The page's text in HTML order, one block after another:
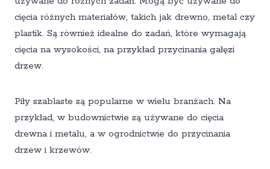
cięcia różnych materiałów, takich jak drewno, metal czy
plastik. Są również idealne do zadań, które wymagają
cięcia na wysokości, na przykład przycinania gałęzi
drzew.
Piły szablaste są popularne w wielu branżach. Na
przykład, w budownictwie są używane do cięcia
drewna i metalu, a w ogrodnictwie do przycinania
drzew i krzewów.